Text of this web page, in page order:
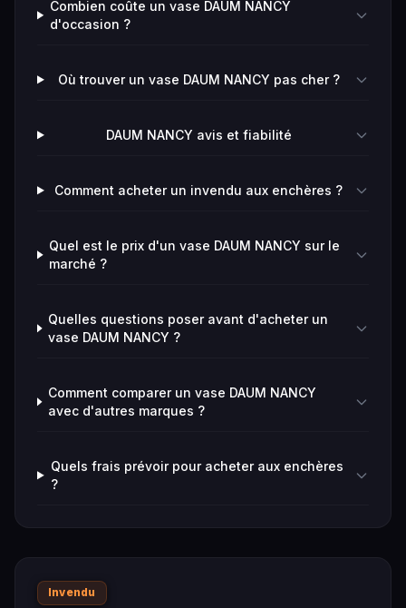
Combien coûte un vase DAUM NANCY
d'occasion ?
Où trouver un vase DAUM NANCY pas cher ?
DAUM NANCY avis et fiabilité
Comment acheter un invendu aux enchères ?
Quel est le prix d'un vase DAUM NANCY sur le
marché ?
Quelles questions poser avant d'acheter un
vase DAUM NANCY ?
Comment comparer un vase DAUM NANCY
avec d'autres marques ?
Quels frais prévoir pour acheter aux enchères
?
Invendu